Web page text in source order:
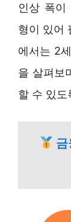
인상 폭이
형이 있어
에서는 2
을 살펴보
할 수 있도